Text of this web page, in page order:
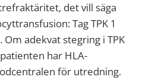
det vill säga
Tag TPK 1
adekvat stegring i TPK
har HLA-
för utredning.